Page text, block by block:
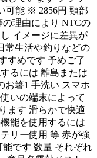
可能 ※ 2856円 頸部
理由により NTCの
イメージに差異が
常生活や釣りなどの
すめです 予めご了
るには 離島または
お箸1 手洗い スマホ
いの端末によって
ます 滑らかで快適
能を使用するには
リー使用 等 赤が強
です 数量 それぞれ